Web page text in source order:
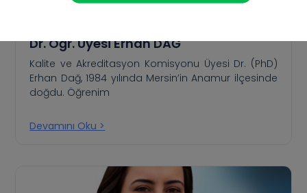
Dr. Öğr. Üyesi Erhan DAĞ
Kalite ve Akreditasyon Komisyonu Üyesi Dr. (PhD)
Erhan Dağ, 1984 yılında Mersin’in Anamur ilçesinde
doğdu. Öğrenim
Devamını Oku >